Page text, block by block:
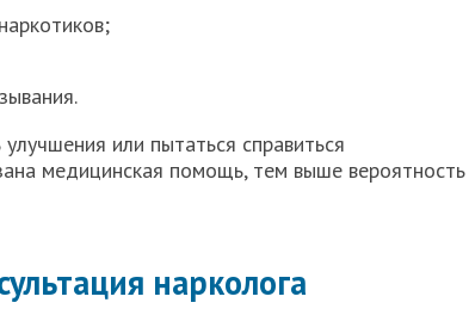
или пытаться справиться
медицинская помощь, тем выше вероятность
нарколога